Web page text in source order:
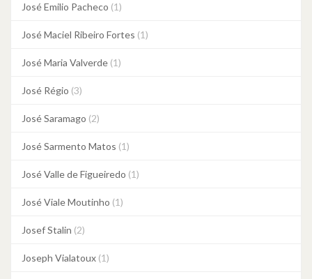
José Emilio Pacheco (1)
José Maciel Ribeiro Fortes (1)
José Maria Valverde (1)
José Régio (3)
José Saramago (2)
José Sarmento Matos (1)
José Valle de Figueiredo (1)
José Viale Moutinho (1)
Josef Stalin (2)
Joseph Vialatoux (1)